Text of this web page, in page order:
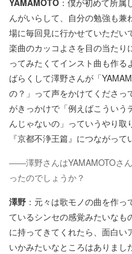
YAMAMOTO ：僕が初めて所属
んがいらして、自分の勉強も
場に毎回見に行かせていただい
楽曲のカッコよさを目の当たり
ってみたくてインスト曲も作る
ばらくして澤野さんが「
の？」って声をかけてくださっ
がきっかけで「例えばこういう
んじゃないの」っていうやり取
『京都不浄王篇』につながっ
――澤野さんはYAMAMOTOさ
ったのでしょうか？
澤野 ：元々は歌モノの曲を作
ているシンセの感覚みたいなも
に持ってきてくれたら、面白い
いかみたいなところはありまし